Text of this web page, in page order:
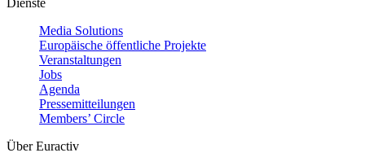
Dienste
Media Solutions
Europäische öffentliche Projekte
Veranstaltungen
Jobs
Agenda
Pressemitteilungen
Members’ Circle
Über Euractiv